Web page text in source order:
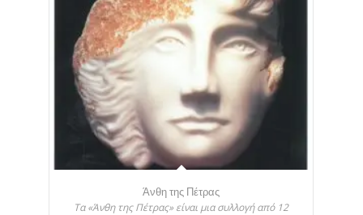
Άνθη της Πέτρας
Τα «Άνθη της Πέτρας» είναι μια συλλογή από 12